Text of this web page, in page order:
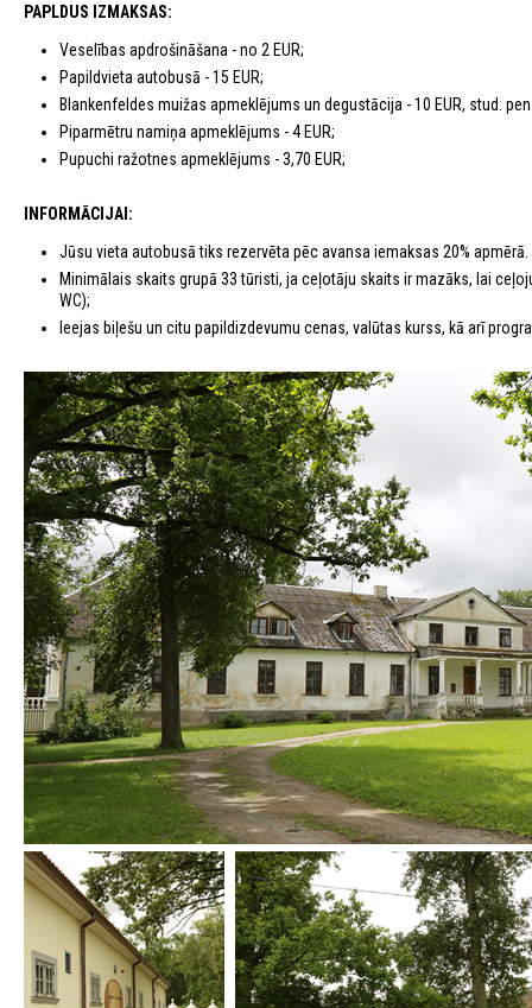
PAPLDUS IZMAKSAS:
Veselības apdrošināšana - no 2 EUR;
Papildvieta autobusā - 15 EUR;
Blankenfeldes muižas apmeklējums un degustācija - 10 EUR, stud.
Piparmētru namiņa apmeklējums - 4 EUR;
Pupuchi ražotnes apmeklējums - 3,70 EUR;
INFORMĀCIJAI:
Jūsu vieta autobusā tiks rezervēta pēc avansa iemaksas 20%
Minimālais skaits grupā 33 tūristi, ja ceļotāju skaits ir mazāks, lai
WC);
Ieejas biļešu un citu papildizdevumu cenas, valūtas kurss, kā arī